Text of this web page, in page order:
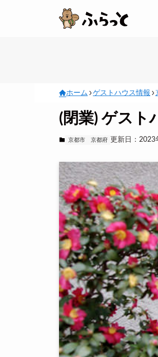
ホーム ゲストハウス情報
(閉業) ゲスト
京都市 京都府 更新日：2023